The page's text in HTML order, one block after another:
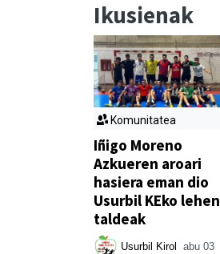
Ikusienak
Komunitatea
Iñigo Moreno
Azkueren aroari
hasiera eman dio
Usurbil KEko lehen
taldeak
Usurbil Kirol abu 03